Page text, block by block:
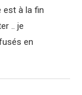
est à la fin
.. je
en